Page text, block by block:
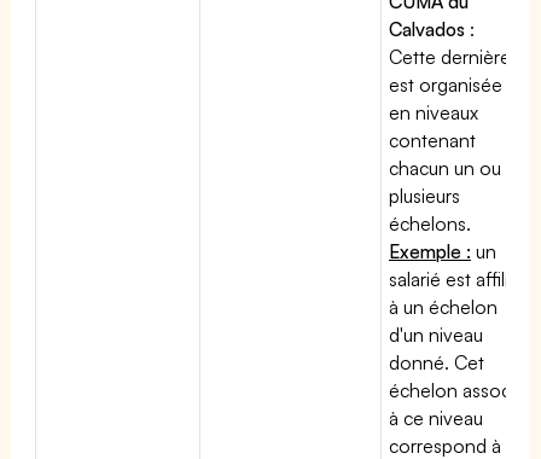
Calvados :
Cette dernière
est organisée
en niveaux
contenant
chacun un ou
plusieurs
échelons.
Exemple : un
salarié est affilié
à un échelon
d'un niveau
donné. Cet
échelon associé
à ce niveau
correspond à